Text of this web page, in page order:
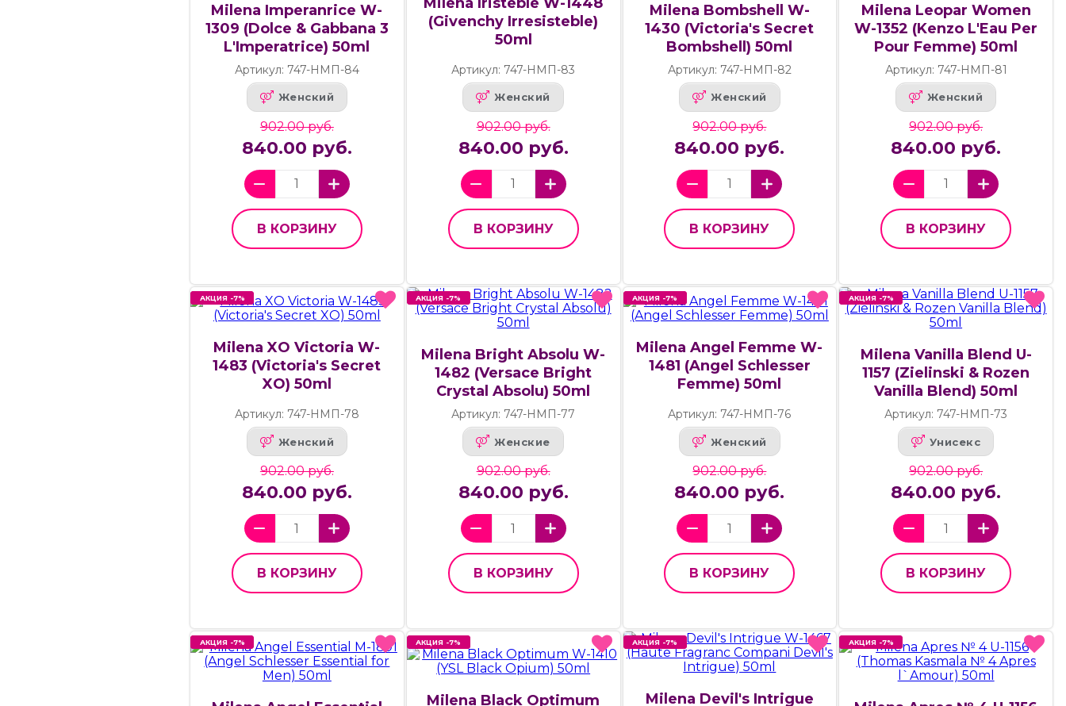
Milena Imperanrice W-
1309 (Dolce & Gabbana 3
L'Imperatrice) 50ml
Артикул: 747-НМП-84
Женский
902.00 руб.
840.00 руб.
В КОРЗИНУ
(Givenchy Irresisteble)
50ml
Артикул: 747-НМП-83
Женский
902.00 руб.
840.00 руб.
В КОРЗИНУ
Milena Bombshell W-
1430 (Victoria's Secret
Bombshell) 50ml
Артикул: 747-НМП-82
Женский
902.00 руб.
840.00 руб.
В КОРЗИНУ
Milena Leopar Women
W-1352 (Kenzo L'Eau Per
Pour Femme) 50ml
Артикул: 747-НМП-81
Женский
902.00 руб.
840.00 руб.
В КОРЗИНУ
АКЦИЯ -7%
Milena XO Victoria W-
1483 (Victoria's Secret
XO) 50ml
Артикул: 747-НМП-78
Женский
АКЦИЯ -7%
902.00 руб.
840.00 руб.
В КОРЗИНУ
АКЦИЯ -7%
Milena Bright Absolu W-
1482 (Versace Bright
Crystal Absolu) 50ml
Артикул: 747-НМП-77
Женские
АКЦИЯ -7%
902.00 руб.
840.00 руб.
В КОРЗИНУ
АКЦИЯ -7%
Milena Angel Femme W-
1481 (Angel Schlesser
Femme) 50ml
Артикул: 747-НМП-76
Женский
АКЦИЯ -7%
902.00 руб.
840.00 руб.
В КОРЗИНУ
АКЦИЯ -7%
Milena Vanilla Blend U-
1157 (Zielinski & Rozen
Vanilla Blend) 50ml
Артикул: 747-НМП-73
Унисекс
АКЦИЯ -7%
902.00 руб.
840.00 руб.
В КОРЗИНУ
АКЦИЯ -7%
АКЦИЯ -7% АКЦИЯ -7%
Milena Black Optimum
АКЦИЯ -7% АКЦИЯ -7%
Milena Devil's Intrigue
АКЦИЯ -7% АКЦИЯ -7%
АКЦИЯ -7%